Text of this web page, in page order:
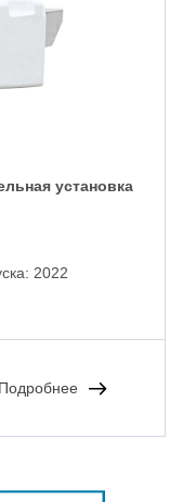
установка
2022
Подробнее